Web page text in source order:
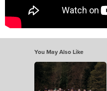
You May Also Like